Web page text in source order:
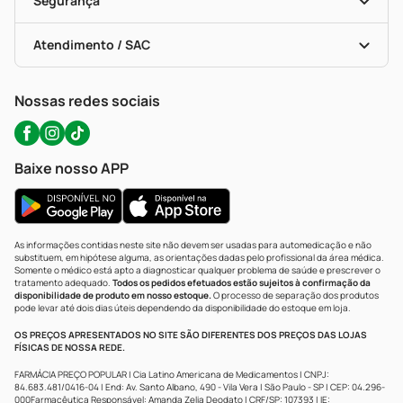
Troca E Devolução
Bulas De A A Z
Políticas De Marketplace
Testes Rápidos
Autoteste Covid-19
Certificado De Segurança
Portal Da Privacidade
Atendimento / SAC
WhatsApp (47) 9202-1687
Nossas redes sociais
Baixe nosso APP
As informações contidas neste site não devem ser usadas para automedicação e não
substituem, em hipótese alguma, as orientações dadas pelo profissional da área médica.
Somente o médico está apto a diagnosticar qualquer problema de saúde e prescrever o
tratamento adequado. Todos os pedidos efetuados estão sujeitos à confirmação da
disponibilidade de produto em nosso estoque.O processo de separação dos produtos
pode levar até dois dias úteis dependendo da disponibilidade do estoque em loja.
OS PREÇOS APRESENTADOS NO SITE SÃO DIFERENTES DOS PREÇOS DAS LOJAS
FÍSICAS DE NOSSA REDE.
FARMÁCIA PREÇO POPULAR | Cia Latino Americana de Medicamentos | CNPJ:
84.683.481/0416-04 | End: Av. Santo Albano, 490 - Vila Vera | São Paulo - SP | CEP: 04.296-
000Farmacêutica Responsável: Amanda Zelia Deodato | CRF/SP: 107393 | IE: